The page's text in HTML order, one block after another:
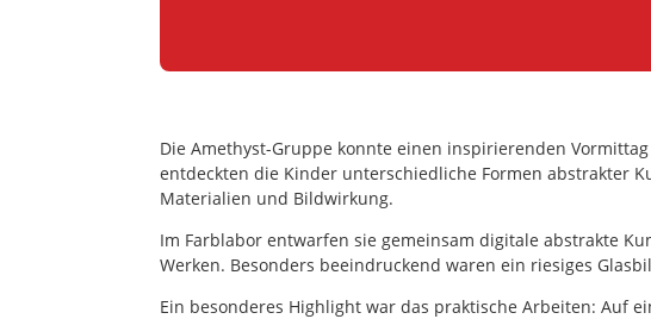
Die Amethyst-Gruppe konnte einen inspirierenden
entdeckten die Kinder unterschiedliche Formen abstrakter
Materialien und Bildwirkung.
Im Farblabor entwarfen sie gemeinsam digitale abstrakte
Werken. Besonders beeindruckend waren ein riesiges
Ein besonderes Highlight war das praktische Arbeiten: Auf